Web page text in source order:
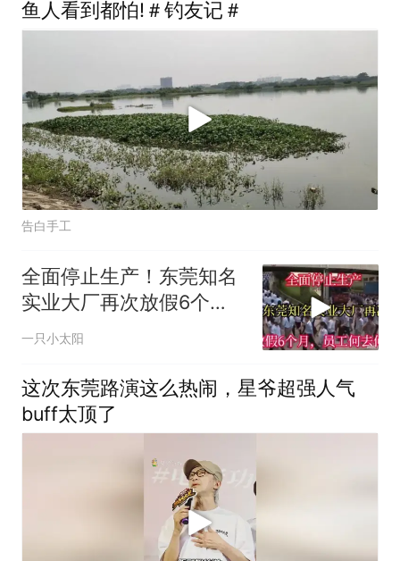
三多）
鱼人看到都怕!＃钓友记＃
告白手工
全面停止生产！东莞知名
实业大厂再次放假6个
月，员工何去何从
一只小太阳
这次东莞路演这么热闹，星爷超强人气
buff太顶了